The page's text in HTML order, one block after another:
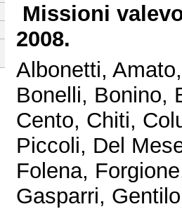
Missioni
2008.
Albonetti,
Bonelli, Bonino,
Cento, Chiti,
Piccoli, Del
Folena,
Gasparri,